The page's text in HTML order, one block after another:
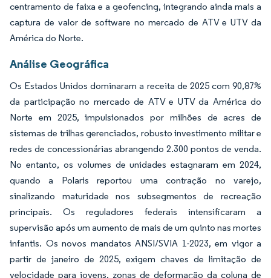
centramento de faixa e a geofencing, integrando ainda mais a
captura de valor de software no mercado de ATV e UTV da
América do Norte.
Análise Geográfica
Os Estados Unidos dominaram a receita de 2025 com 90,87%
da participação no mercado de ATV e UTV da América do
Norte em 2025, impulsionados por milhões de acres de
sistemas de trilhas gerenciados, robusto investimento militar e
redes de concessionárias abrangendo 2.300 pontos de venda.
No entanto, os volumes de unidades estagnaram em 2024,
quando a Polaris reportou uma contração no varejo,
sinalizando maturidade nos subsegmentos de recreação
principais. Os reguladores federais intensificaram a
supervisão após um aumento de mais de um quinto nas mortes
infantis. Os novos mandatos ANSI/SVIA 1-2023, em vigor a
partir de janeiro de 2025, exigem chaves de limitação de
velocidade para jovens, zonas de deformação da coluna de